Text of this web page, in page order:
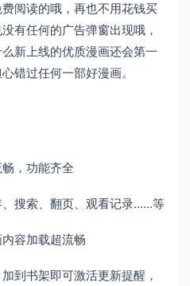
阅读的哦，再也不用花钱买
有任何的广告弹窗出现哦，
新上线的优质漫画还会第一
错过任何一部好漫画。
，功能齐全
搜索、翻页、观看记录……等
容加载超流畅
到书架即可激活更新提醒，